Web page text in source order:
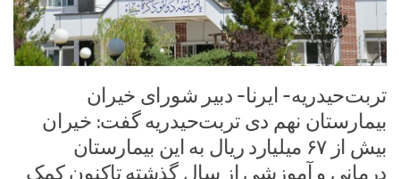
تربت‌حیدریه- ایرنا- دبیر شورای خیران
بیمارستان نهم دی تربت‌حیدریه گفت: خیران
بیش از ۶۷ میلیارد ریال به این بیمارستان
درمانی و آموزشی از سال گذشته تاکنون کمک